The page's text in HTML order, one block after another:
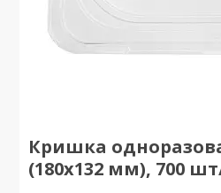
Кришка
(180х132 мм), 700